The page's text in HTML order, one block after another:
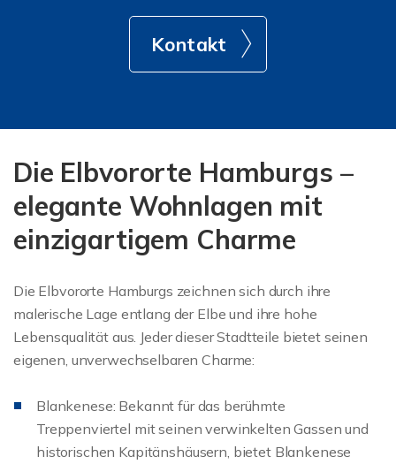
Kontakt
Die Elbvororte Hamburgs –
elegante Wohnlagen mit
einzigartigem Charme
Die Elbvororte Hamburgs zeichnen sich durch ihre
malerische Lage entlang der Elbe und ihre hohe
Lebensqualität aus. Jeder dieser Stadtteile bietet seinen
eigenen, unverwechselbaren Charme:
Blankenese: Bekannt für das berühmte
Treppenviertel mit seinen verwinkelten Gassen und
historischen Kapitänshäusern, bietet Blankenese